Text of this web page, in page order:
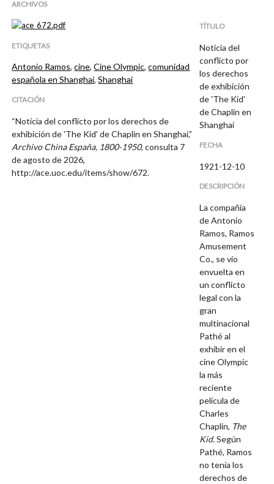
ARCHIVOS
ETIQUETAS
Antonio Ramos,cine,Cine Olympic,comunidad
española en Shanghai,Shanghai
CITACIÓN
“Noticia del conflicto por los derechos de
exhibición de 'The Kid' de Chaplin en Shanghai,”
Archivo China España, 1800-1950, consulta 7
de agosto de 2026,
http://ace.uoc.edu/items/show/672.
TÍTULO
Noticia del
conflicto por
los derechos
de exhibición
de 'The Kid'
de Chaplin en
Shanghai
FECHA
1921-12-10
DESCRIPCIÓN
La compañía
de Antonio
Ramos, Ramos
Amusement
Co., se vio
envuelta en
un conflicto
legal con la
gran
multinacional
Pathé al
exhibir en el
cine Olympic
la más
reciente
película de
Charles
Chaplin, The
Kid.Según
Pathé, Ramos
no tenía los
derechos de